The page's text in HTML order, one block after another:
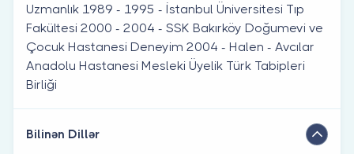
Uzmanlık 1989 - 1995 - İstanbul Üniversitesi Tıp
Fakültesi 2000 - 2004 - SSK Bakırköy Doğumevi ve
Çocuk Hastanesi Deneyim 2004 - Halen - Avcılar
Anadolu Hastanesi Mesleki Üyelik Türk Tabipleri
Birliği
Bilinən Dillər